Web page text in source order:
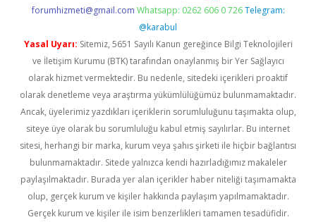
forumhizmeti@gmail.com Whatsapp: 0262 606 0 726 Telegram:
@karabul
Yasal Uyarı: Sitemiz, 5651 Sayılı Kanun gereğince Bilgi Teknolojileri
ve İletişim Kurumu (BTK) tarafından onaylanmış bir Yer Sağlayıcı
olarak hizmet vermektedir. Bu nedenle, sitedeki içerikleri proaktif
olarak denetleme veya araştırma yükümlülüğümüz bulunmamaktadır.
Ancak, üyelerimiz yazdıkları içeriklerin sorumluluğunu taşımakta olup,
siteye üye olarak bu sorumluluğu kabul etmiş sayılırlar. Bu internet
sitesi, herhangi bir marka, kurum veya şahıs şirketi ile hiçbir bağlantısı
bulunmamaktadır. Sitede yalnızca kendi hazırladığımız makaleler
paylaşılmaktadır. Burada yer alan içerikler haber niteliği taşımamakta
olup, gerçek kurum ve kişiler hakkında paylaşım yapılmamaktadır.
Gerçek kurum ve kişiler ile isim benzerlikleri tamamen tesadüfidir.